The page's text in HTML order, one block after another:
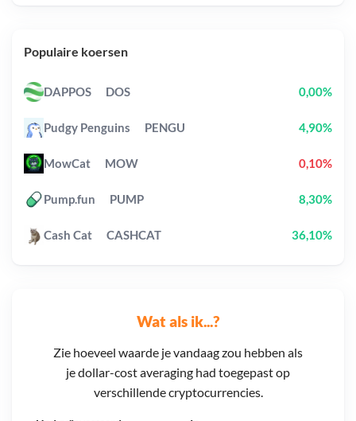
Wat als ik...?
Zie hoeveel waarde je vandaag zou hebben als
je dollar-cost averaging had toegepast op
verschillende cryptocurrencies.
Populaire koersen
DAPPOS DOS 0,00%
Pudgy Penguins PENGU 4,90%
MowCat MOW 0,10%
Pump.fun PUMP 8,30%
Cash Cat CASHCAT 36,10%